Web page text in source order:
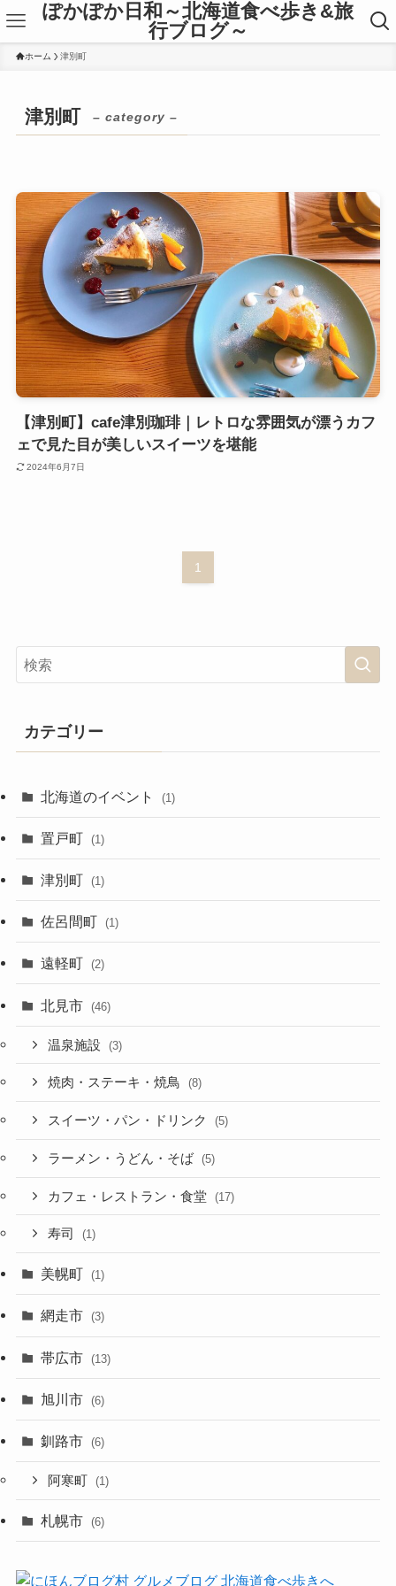
ぽかぽか日和～北海道食べ歩き&旅
行ブログ～
ホーム 津別町
津別町 – category –
【津別町】cafe津別珈琲｜レトロな雰囲気が漂うカフ
ェで見た目が美しいスイーツを堪能
2024年6月7日
1
カテゴリー
北海道のイベント (1)
置戸町 (1)
津別町 (1)
佐呂間町 (1)
遠軽町 (2)
北見市 (46)
温泉施設 (3)
焼肉・ステーキ・焼鳥 (8)
スイーツ・パン・ドリンク (5)
ラーメン・うどん・そば (5)
カフェ・レストラン・食堂 (17)
寿司 (1)
美幌町 (1)
網走市 (3)
帯広市 (13)
旭川市 (6)
釧路市 (6)
阿寒町 (1)
札幌市 (6)